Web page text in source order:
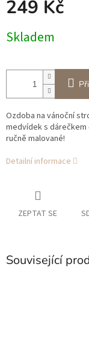
249 Kč
cena:
Skladem
Ozdoba na vánoční
medvídek s
ručně malované!
Detailní informace
ZEPTAT SE
Související